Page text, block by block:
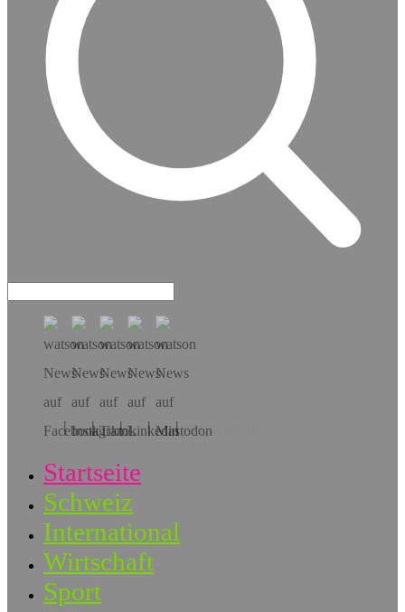
Hol dir die App!
Startseite
Schweiz
International
Wirtschaft
Sport